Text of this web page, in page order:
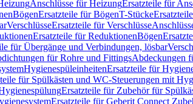
Anschlüsse für HeizungErsatzteile für
BögenErsatzteile für BögenT-Stücke
VerschlüsseErsatzteile für Verschlüsse
Ersatzteile für ReduktionenBögen
für Übergänge und Verbindungen, lösbar
für Rohre und FittingsAbdeckungen
HygienespüleinheitenErsatzteile für
für Spülkästen und WC-Steuerungen mit
Ersatzteile für Zubehör für
Ersatzteile für Geberit Connect